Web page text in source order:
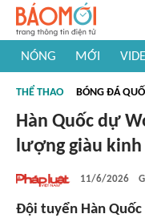
NÓNG MỚI
#Khám phá thế giới
THỂ THAO BÓNG ĐÁ
Hàn Quốc dự
lượng giàu kinh
11/6/2026
Đội tuyển Hàn